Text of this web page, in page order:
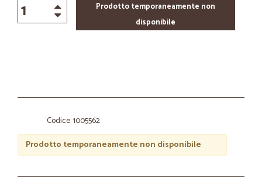
Prodotto temporaneamente non
disponibile
Codice: 1005562
Prodotto temporaneamente non disponibile